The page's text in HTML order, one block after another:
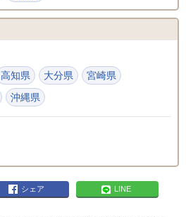
高知県 大分県
宮崎県
沖縄県
シェア LINE